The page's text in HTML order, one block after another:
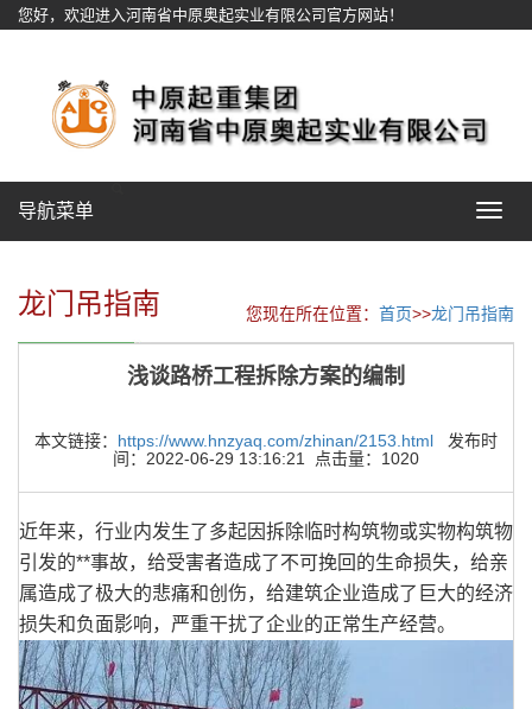
您好，欢迎进入河南省中原奥起实业有限公司官方网站！
Toggle
导航菜单
龙门吊指南 您现在所在位置： 首页>>龙门吊指南
浅谈路桥工程拆除方案的编制
本文链接： https://www.hnzyaq.com/zhinan/2153.html 发布时
间：2022-06-29 13:16:21 点击量：1020
近年来，行业内发生了多起因拆除临时构筑物或实物构筑物
引发的**事故，给受害者造成了不可挽回的生命损失，给亲
属造成了极大的悲痛和创伤，给建筑企业造成了巨大的经济
损失和负面影响，严重干扰了企业的正常生产经营。